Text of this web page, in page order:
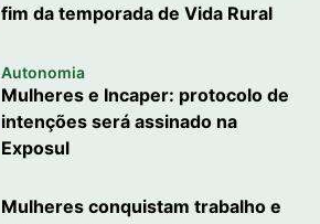
fim da temporada de Vida Rural
Autonomia
Mulheres e Incaper: protocolo de
intenções será assinado na
Exposul
Mulheres conquistam trabalho e